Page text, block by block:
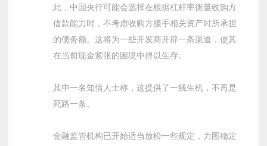
此，中国央行可能会选择在根据杠杆率衡量收购方
借款能力时，不考虑收购方接手相关资产时所承担
的债务额。这将为一些开发商开辟一条渠道，使其
在当前现金紧张的困境中得以生存。
其中一名知情人士称，这提供了一线生机，不再是
死路一条。
金融监管机构已开始适当放松一些规定，力图稳定